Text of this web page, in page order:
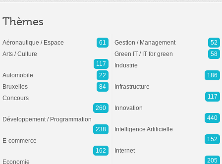
Thèmes
Aéronautique / Espace
61
Arts / Culture
117
Automobile
22
Bruxelles
84
Concours
260
Développement / Programmation
238
E-commerce
162
Economie
Gestion / Management
52
Green IT / IT for green
58
Industrie
186
Infrastructure
117
Innovation
440
Intelligence Artificielle
152
Internet
205